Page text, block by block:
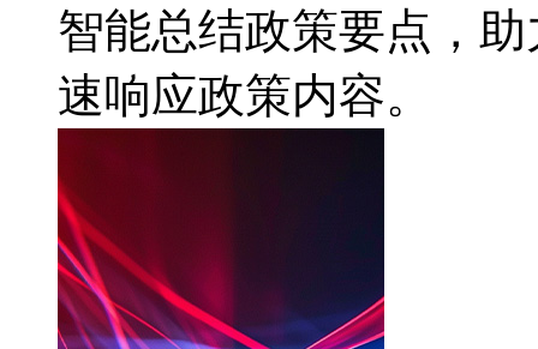
智能总结政策要点，
速响应政策内容。